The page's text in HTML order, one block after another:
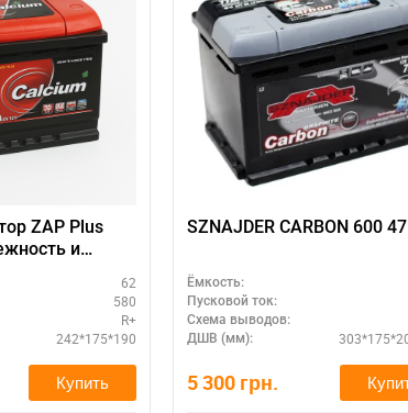
ZAP Plus
и
62
580
R+
242*175*190
Купить
SZNAJDER CARBON 600 47
Ёмкость:
Пусковой ток:
Схема выводов:
ДШВ (мм):
5 300 грн.
Написать в Viber Написать в Telegram